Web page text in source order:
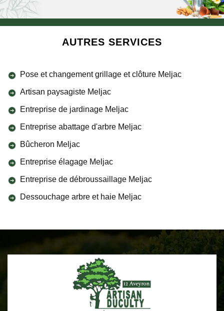
AUTRES SERVICES
Pose et changement grillage et clôture Meljac
Artisan paysagiste Meljac
Entreprise de jardinage Meljac
Entreprise abattage d'arbre Meljac
Bûcheron Meljac
Entreprise élagage Meljac
Entreprise de débroussaillage Meljac
Dessouchage arbre et haie Meljac